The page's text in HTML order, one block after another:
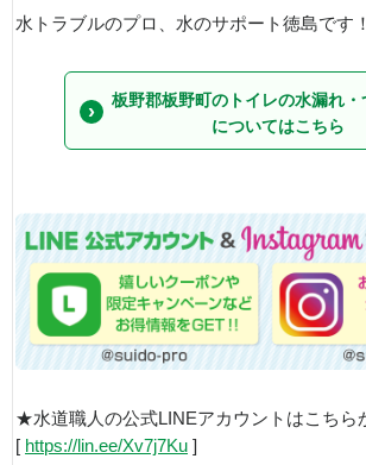
水トラブルのプロ、水のサポート徳島で
板野郡板野町のトイレの水漏れ・
についてはこちら
★水道職人の公式LINEアカウントはこちら
[ https://lin.ee/Xv7j7Ku ]